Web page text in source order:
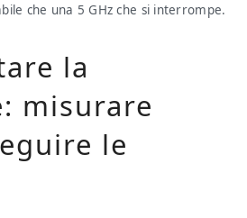
che una 5 GHz che si interrompe.
la
misurare
le